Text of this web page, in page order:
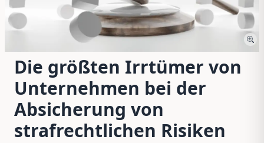
Die größten Irrtümer von
Unternehmen bei der
Absicherung von
strafrechtlichen Risiken